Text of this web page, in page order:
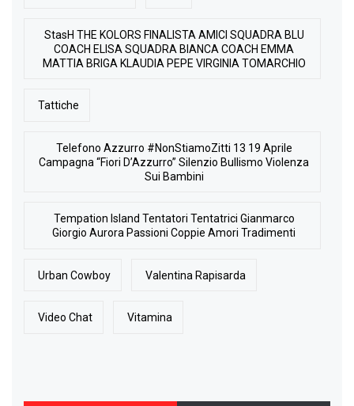
StasH THE KOLORS FINALISTA AMICI SQUADRA BLU
COACH ELISA SQUADRA BIANCA COACH EMMA
MATTIA BRIGA KLAUDIA PEPE VIRGINIA TOMARCHIO
Tattiche
Telefono Azzurro #NonStiamoZitti 13 19 Aprile
Campagna “Fiori D’Azzurro” Silenzio Bullismo Violenza
Sui Bambini
Tempation Island Tentatori Tentatrici Gianmarco
Giorgio Aurora Passioni Coppie Amori Tradimenti
Urban Cowboy Valentina Rapisarda
Video Chat Vitamina